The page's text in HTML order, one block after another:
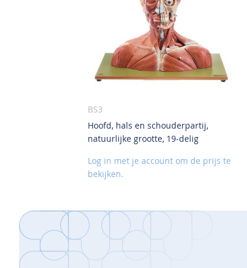
VOEG
TOE
VERLANGLIJST
BS3
Hoofd, hals en schouderpartij,
natuurlijke grootte, 19-delig
Log in met je account om de prijs te
bekijken.